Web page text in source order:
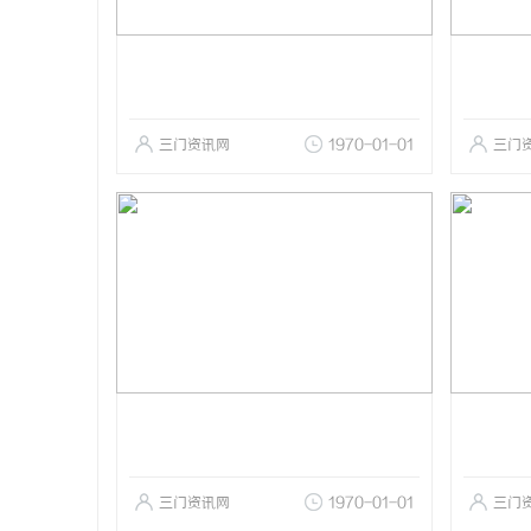
三门资讯网 1970-01-01 三门
三门资讯网 1970-01-01 三门